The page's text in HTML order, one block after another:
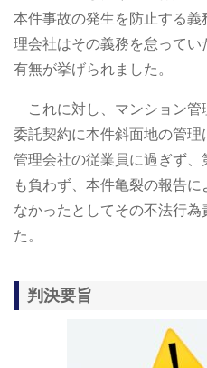
本件事故の発生を防止する
理会社はその義務を怠って
有無が挙げられました。
これに対し、マンション管
委託契約に本件斜面地の管
管理会社の従業員に過ぎず
も負わず、本件亀裂の報告
なかったとしてその不法行
た。
判決要旨